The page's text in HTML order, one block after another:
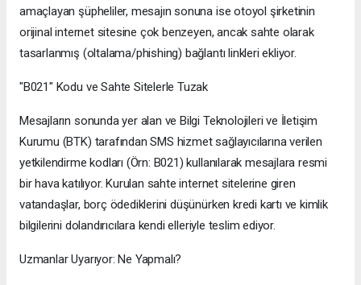
amaçlayan şüpheliler, mesajın sonuna ise otoyol şirketinin
orijinal internet sitesine çok benzeyen, ancak sahte olarak
tasarlanmış (oltalama/phishing) bağlantı linkleri ekliyor.
​"B021" Kodu ve Sahte Sitelerle Tuzak
​Mesajların sonunda yer alan ve Bilgi Teknolojileri ve İletişim
Kurumu (BTK) tarafından SMS hizmet sağlayıcılarına verilen
yetkilendirme kodları (Örn: B021) kullanılarak mesajlara resmi
bir hava katılıyor. Kurulan sahte internet sitelerine giren
vatandaşlar, borç ödediklerini düşünürken kredi kartı ve kimlik
bilgilerini dolandırıcılara kendi elleriyle teslim ediyor.
​Uzmanlar Uyarıyor: Ne Yapmalı?